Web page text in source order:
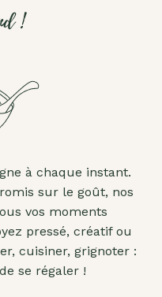
!
à chaque instant.
sur le goût, nos
vos moments
pressé, créatif ou
cuisiner, grignoter :
se régaler !